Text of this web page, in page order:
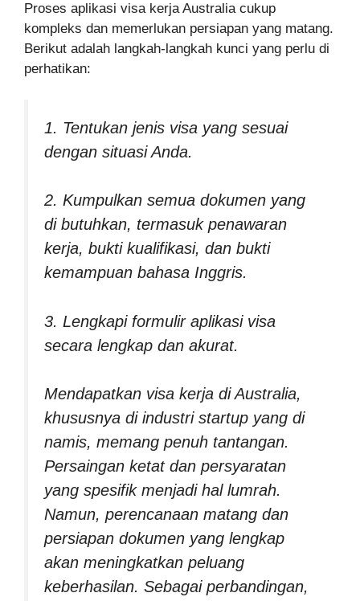
Proses aplikasi visa kerja Australia cukup
kompleks dan memerlukan persiapan yang matang.
Berikut adalah langkah-langkah kunci yang perlu di
perhatikan:
1. Tentukan jenis visa yang sesuai
dengan situasi Anda.
2. Kumpulkan semua dokumen yang
di butuhkan, termasuk penawaran
kerja, bukti kualifikasi, dan bukti
kemampuan bahasa Inggris.
3. Lengkapi formulir aplikasi visa
secara lengkap dan akurat.
Mendapatkan visa kerja di Australia,
khususnya di industri startup yang di
namis, memang penuh tantangan.
Persaingan ketat dan persyaratan
yang spesifik menjadi hal lumrah.
Namun, perencanaan matang dan
persiapan dokumen yang lengkap
akan meningkatkan peluang
keberhasilan. Sebagai perbandingan,